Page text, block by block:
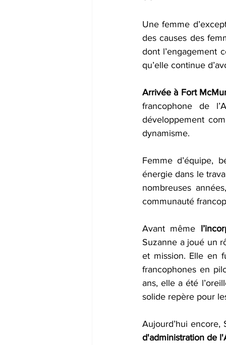
Une femme
des causes des
dont l’engagement
qu’elle continue
Arrivée à Fort
francophone de
développement
dynamisme.
Femme d’équipe,
énergie dans le
nombreuses
communauté
Avant même
Suzanne a joué un
et mission. Elle en
francophones en
ans, elle a été
solide repère pour
Aujourd’hui
d'administration de